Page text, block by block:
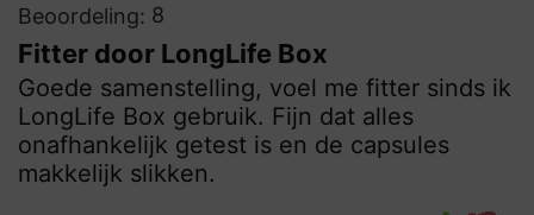
Beoordeling: 8
Fitter door LongLife Box
Goede samenstelling, voel me fitter sinds ik
LongLife Box gebruik. Fijn dat alles
onafhankelijk getest is en de capsules
makkelijk slikken.